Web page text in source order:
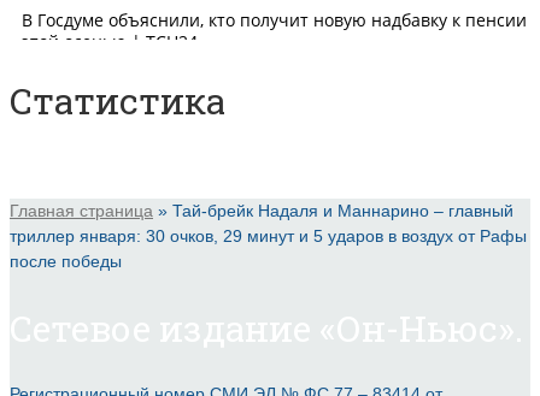
Статистика
Главная страница » Тай-брейк Надаля и Маннарино – главный
триллер января: 30 очков, 29 минут и 5 ударов в воздух от Рафы
после победы